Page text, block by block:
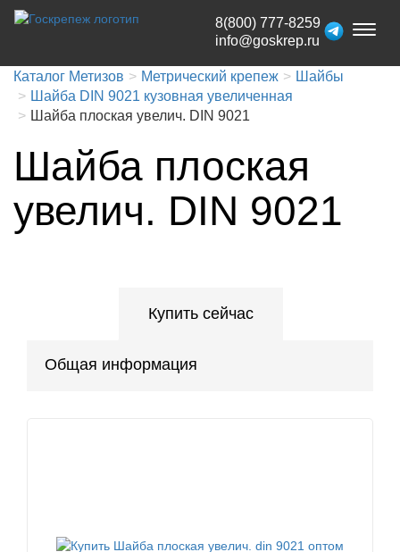
Toggle
8(800) 777-8259
info@goskrep.ru
Каталог Метизов Метрический крепеж
Шайбы
Шайба DIN 9021 кузовная увеличенная
Шайба плоская увелич. DIN 9021
Шайба плоская
увелич. DIN 9021
Купить сейчас
Общая информация